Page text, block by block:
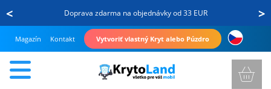
< >
Doprava zdarma na objednávky od 33 EUR
Magazín Kontakt Vytvoriť vlastný Kryt alebo Púzdro